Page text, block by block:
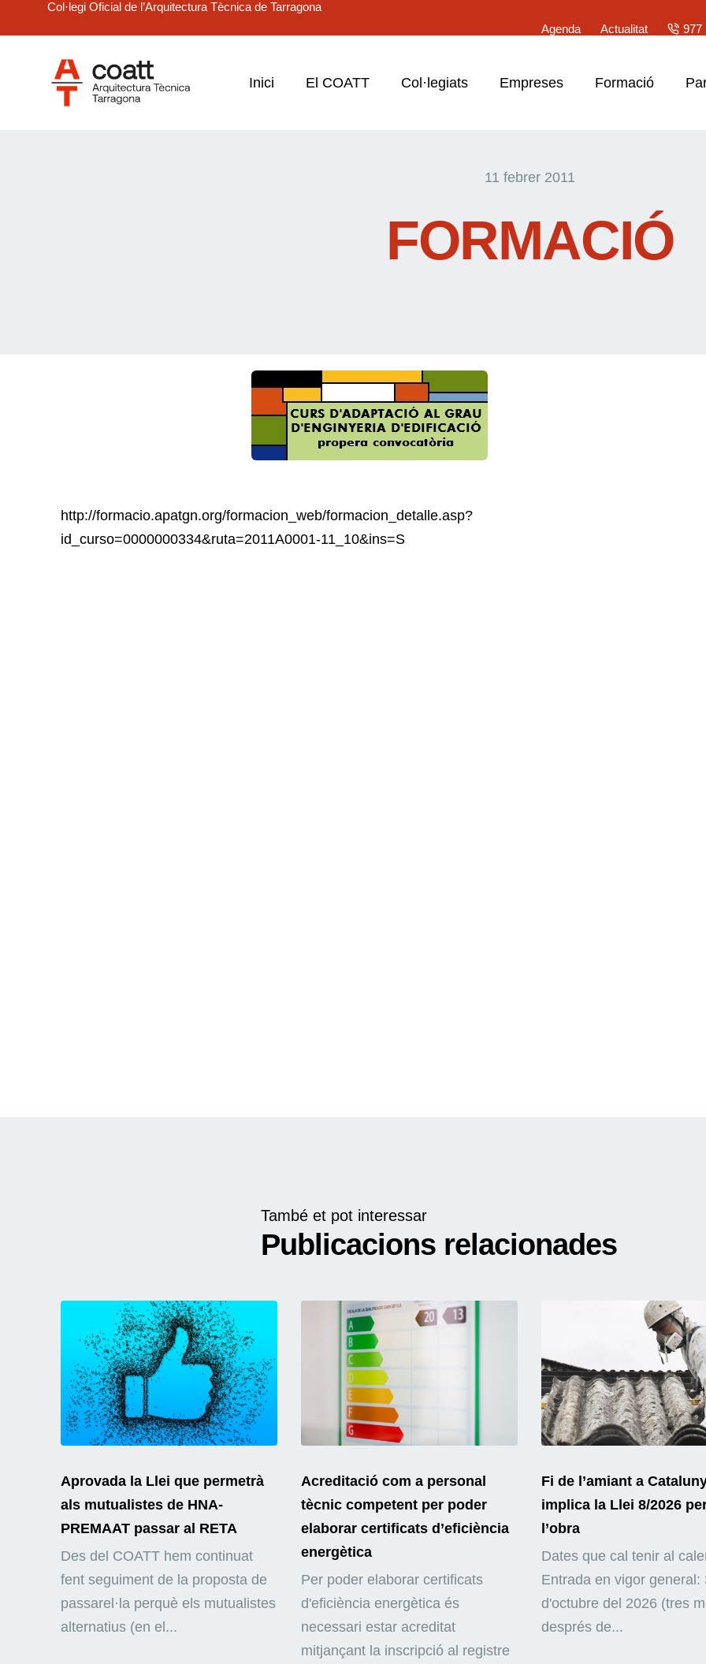
Col·legi Oficial de l’Arquitectura Tècnica de Tarragona
Agenda
Actualitat 977
Inici El COATT Col·legiats Empreses Formació
11 febrer 2011
FORMACIÓ
http://formacio.apatgn.org/formacion_web/formacion_detalle.asp?
id_curso=0000000334&ruta=2011A0001-11_10&ins=S
També et pot interessar
Publicacions relacionades
Aprovada la Llei que permetrà
als mutualistes de HNA-
PREMAAT passar al RETA
Des del COATT hem continuat
fent seguiment de la proposta de
passarel·la perquè els mutualistes
alternatius (en el...
Acreditació com a personal
tècnic competent per poder
elaborar certificats d’eficiència
energètica
Per poder elaborar certificats
d'eficiència energètica és
necessari estar acreditat
mitjançant la inscripció al registre
Fi de l’amiant a
implica la Llei 8/2026
l’obra
Dates que cal tenir al
Entrada en vigor general:
d'octubre del 2026 (tres
després de...